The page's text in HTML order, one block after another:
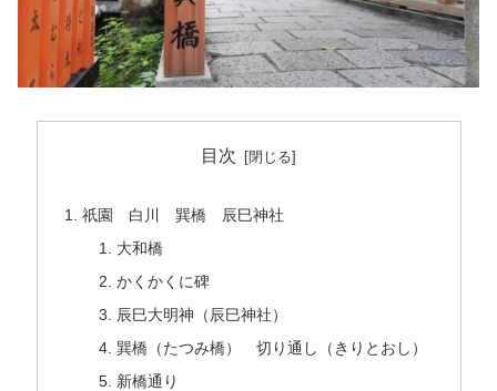
目次
祇園 白川 巽橋 辰巳神社
大和橋
かくかくに碑
辰巳大明神（辰巳神社）
巽橋（たつみ橋） 切り通し（きりとおし）
新橋通り